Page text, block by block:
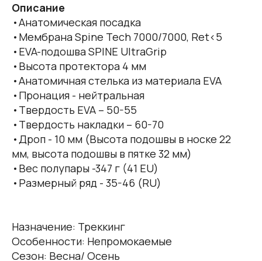
Описание
•Анатомическая посадка
•Мембрана Spine Tech 7000/7000, Ret<5
•EVA-подошва SPINE UltraGrip
•Высота протектора 4 мм
•Анатомичная стелька из материала EVA
•Пронация - нейтральная
•Твердость EVA – 50-55
•Твердость накладки – 60-70
•Дроп - 10 мм (Высота подошвы в носке 22
мм, высота подошвы в пятке 32 мм)
•Вес полупары -347 г (41 EU)
•Размерный ряд - 35-46 (RU)
Назначение: Треккинг
Особенности: Непромокаемые
Сезон: Весна/ Осень